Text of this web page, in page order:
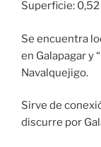
Superficie:
Se encuentra
en Galapagar y
Navalquejigo.
Sirve de
discurre por